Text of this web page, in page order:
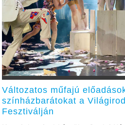
Változatos műfajú
színházbarátokat a
Fesztiválján